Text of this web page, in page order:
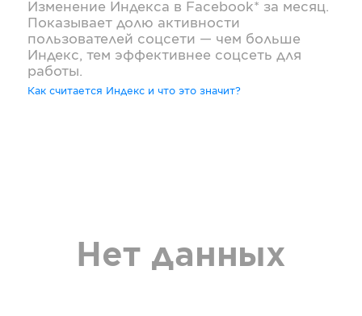
Изменение Индекса в Facebook* за месяц.
Показывает долю активности
пользователей соцсети — чем больше
Индекс, тем эффективнее соцсеть для
работы.
Как считается Индекс и что это значит?
Нет данных